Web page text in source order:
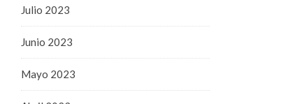
Julio 2023
Junio 2023
Mayo 2023